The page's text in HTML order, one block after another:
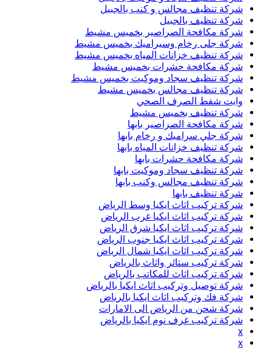
شركة تنظيف مجالس و كنب بالجبيل
شركة تنظيف بالجبيل
شركة مكافحة الصراصير بخميس مشيط
شركة جلى رخام وسيراميك بخميس مشيط
شركة تنظيف خزانات المياه بخميس مشيط
شركة مكافحة حشرات بخميس مشيط
شركة تنظيف سجاد وموكيت بخميس مشيط
شركة تنظيف مجالس بخميس مشيط
وايت شفط الصرف الصحي
شركة تنظيف بخميس مشيط
شركة مكافحة الصراصير بابها
شركة جلي سراميك و رخام بابها
شركة تنظيف خزانات المياه بابها
شركة مكافحة حشرات بابها
شركة تنظيف سجاد وموكيت بابها
شركة تنظيف مجالس وكنب بابها
شركة تنظيف بابها
شركة تركيب اثاث ايكيا وسط الرياض
شركة تركيب اثاث ايكيا غرب الرياض
شركة تركيب اثاث ايكيا شرق الرياض
شركة تركيب اثاث ايكيا جنوب الرياض
شركة تركيب اثاث ايكيا شمال الرياض
شركة تركيب ستائر واثاث بالرياض
شركة تركيب اثاث للمكاتب بالرياض
شركة توصيل وتركيب اثاث ايكيا بالرياض
شركة فك وتركيب اثاث ايكيا بالرياض
شركة شحن من الرياض الى الامارات
شركة تركيب غرف نوم ايكيا بالرياض
x
x